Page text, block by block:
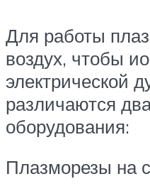
Для работы
воздух, чтобы
электрической
различаются
оборудования:
Плазморезы на